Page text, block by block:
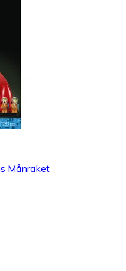
Månraket